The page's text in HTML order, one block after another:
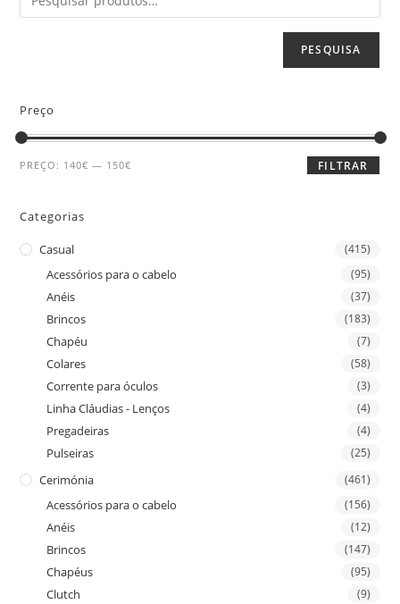
PESQUISA
Preço
FILTRAR
PREÇO: 140€ — 150€
Categorias
Casual (415)
Acessórios para o cabelo (95)
Anéis (37)
Brincos (183)
Chapéu (7)
Colares (58)
Corrente para óculos (3)
Linha Cláudias - Lenços (4)
Pregadeiras (4)
Pulseiras (25)
Cerimónia (461)
Acessórios para o cabelo (156)
Anéis (12)
Brincos (147)
Chapéus (95)
Clutch (9)